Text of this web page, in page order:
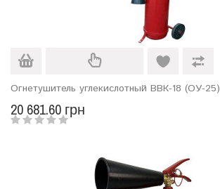
Огнетушитель углекислотный ВВК-18 (ОУ-25)
20 681.60 грн